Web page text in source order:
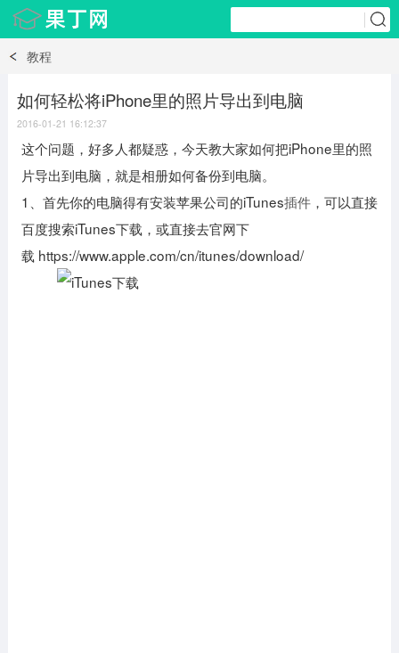
教程
如何轻松将iPhone里的照片导出到电脑
2016-01-21 16:12:37
这个问题，好多人都疑惑，今天教大家如何把iPhone里的照
片导出到电脑，就是相册如何备份到电脑。
1、首先你的电脑得有安装苹果公司的iTunes插件，可以直接
百度搜索iTunes下载，或直接去官网下
载 https://www.apple.com/cn/itunes/download/